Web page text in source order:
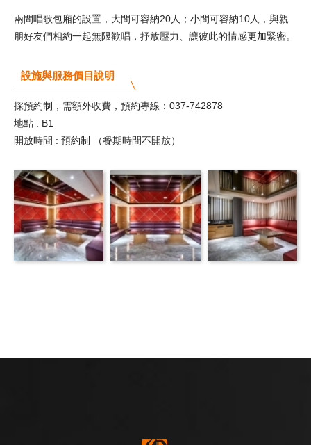
兩間唱歌包廂的設置，大間可容納20人；小間可容納10人，與親
朋好友們相約一起無限歡唱，抒放壓力、讓彼此的情感更加緊密。
設施與服務價目說明
採預約制，需額外收費，預約專線：037-742878
地點 : B1
開放時間 : 預約制 （餐期時間不開放）